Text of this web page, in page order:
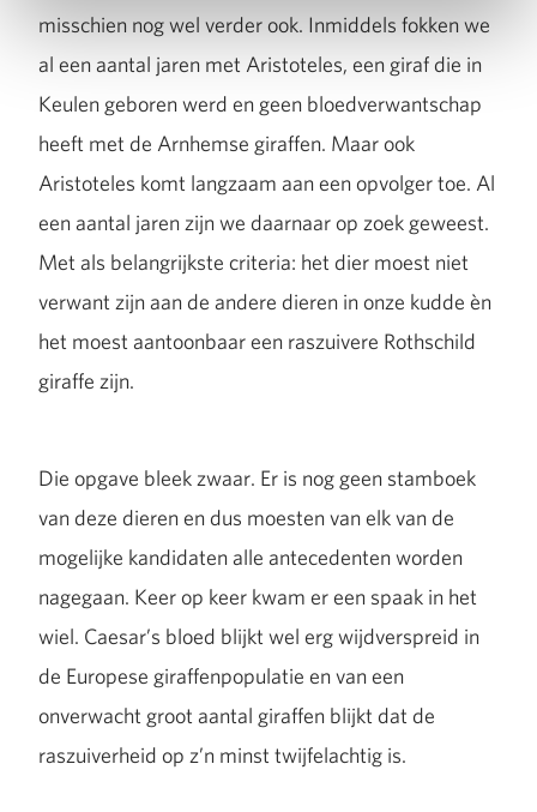
misschien nog wel verder ook. Inmiddels fokken we
al een aantal jaren met Aristoteles, een giraf die in
Keulen geboren werd en geen bloedverwantschap
heeft met de Arnhemse giraffen. Maar ook
Aristoteles komt langzaam aan een opvolger toe. Al
een aantal jaren zijn we daarnaar op zoek geweest.
Met als belangrijkste criteria: het dier moest niet
verwant zijn aan de andere dieren in onze kudde èn
het moest aantoonbaar een raszuivere Rothschild
giraffe zijn.
Die opgave bleek zwaar. Er is nog geen stamboek
van deze dieren en dus moesten van elk van de
mogelijke kandidaten alle antecedenten worden
nagegaan. Keer op keer kwam er een spaak in het
wiel. Caesar’s bloed blijkt wel erg wijdverspreid in
de Europese giraffenpopulatie en van een
onverwacht groot aantal giraffen blijkt dat de
raszuiverheid op z’n minst twijfelachtig is.